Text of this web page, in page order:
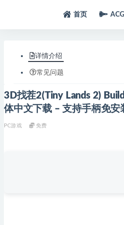
首页
详情介绍
常见问题
3D找茬2(Tiny Lands 2)
体中文下载 – 支持手柄免安
PC游戏 免费